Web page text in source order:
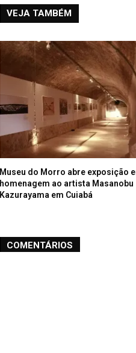
VEJA TAMBÉM
Museu do Morro abre exposição
homenagem ao artista Masanobu
Kazurayama em Cuiabá
COMENTÁRIOS